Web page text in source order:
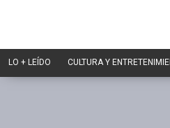
LO + LEÍDO CULTURA Y